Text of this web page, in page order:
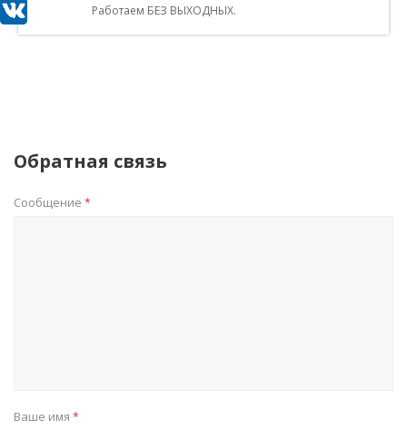
Работаем БЕЗ ВЫХОДНЫХ.
Обратная связь
Сообщение *
Ваше имя *